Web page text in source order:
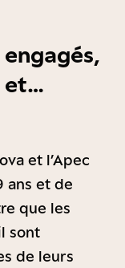
et…
et l’Apec
ans et de
que les
sont
de leurs